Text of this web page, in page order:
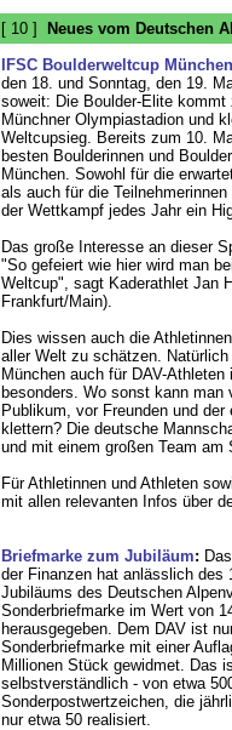
[ 10 ]
Neues vom Deutschen
IFSC Boulderweltcup
den 18. und Sonntag, den 19.
soweit: Die Boulder-Elite kommt
Münchner Olympiastadion und
Weltcupsieg. Bereits zum 10.
besten Boulderinnen und
München. Sowohl für die
als auch für die
der Wettkampf jedes Jahr ein
Das große Interesse an dieser
"So gefeiert wie hier wird man
Weltcup", sagt Kaderathlet Jan
Frankfurt/Main).
Dies wissen auch die
aller Welt zu schätzen.
München auch für DAV-Athleten
besonders. Wo sonst kann man
Publikum, vor Freunden und der
klettern? Die deutsche
und mit einem großen Team am
Für Athletinnen und Athleten
mit allen relevanten Infos über
Briefmarke zum Jubiläum:
der Finanzen hat anlässlich des
Jubiläums des Deutschen
Sonderbriefmarke im Wert von
herausgegeben. Dem DAV ist
Sonderbriefmarke mit einer
Millionen Stück gewidmet. Das
selbstverständlich - von etwa
Sonderpostwertzeichen, die
nur etwa 50 realisiert.